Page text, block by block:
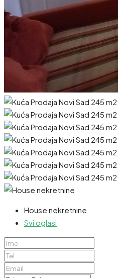
House nekretnine
Svi oglasi